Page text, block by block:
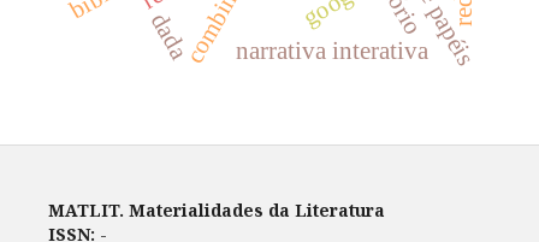
narrativa interativa
dada
MATLIT. Materialidades da Literatura
ISSN: -